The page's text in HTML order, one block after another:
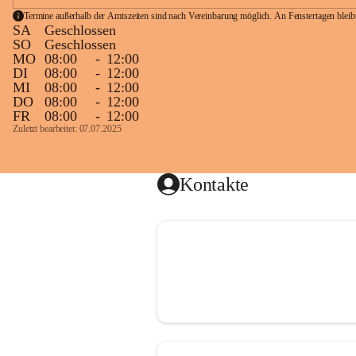
Termine außerhalb der Amtszeiten sind nach Vereinbarung möglich. An Fenstertagen
SA
Geschlossen
SO
Geschlossen
MO 08:00 - 12:00
DI
08:00 - 12:00
MI
08:00 - 12:00
DO
08:00 - 12:00
FR
08:00 - 12:00
Zuletzt bearbeitet: 07.07.2025
Kontakte